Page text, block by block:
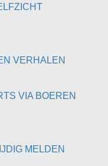
VERHALEN
VIA BOEREN
MELDEN